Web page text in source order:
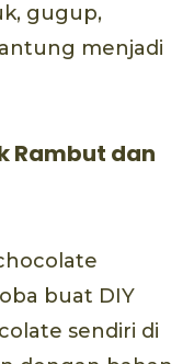
gugup,
menjadi
Rambut dan
buat DIY
sendiri di